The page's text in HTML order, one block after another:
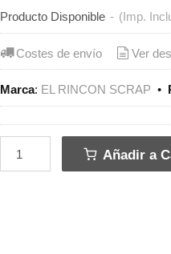
Producto Disponible - (Imp.
Costes de envío Ver
Marca: EL RINCON SCRAP •
Añadir a